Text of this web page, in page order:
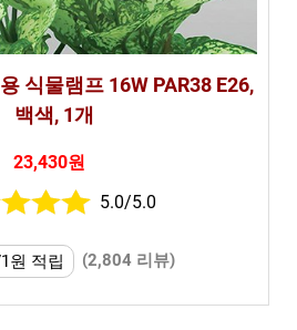
식물램프 16W PAR38 E26,
백색, 1개
23,430원
5.0/5.0
원 적립 (2,804 리뷰)